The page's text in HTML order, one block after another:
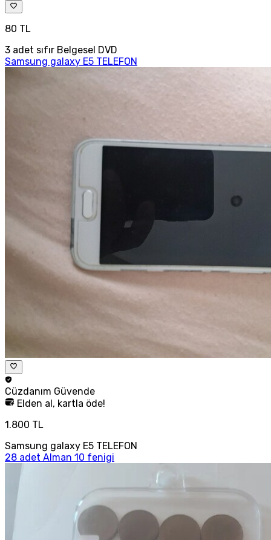
80 TL
3 adet sıfır Belgesel DVD
Samsung galaxy E5 TELEFON
Cüzdanım Güvende
Elden al, kartla öde!
1.800 TL
Samsung galaxy E5 TELEFON
28 adet Alman 10 fenigi